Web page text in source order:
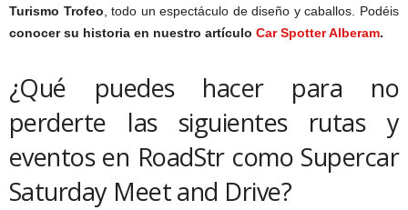
Turismo Trofeo , todo un espectáculo de diseño y caballos. Podéis
conocer su historia en nuestro artículo Car Spotter Alberam.
¿Qué puedes hacer para no
perderte las siguientes rutas y
eventos en RoadStr como Supercar
Saturday Meet and Drive?